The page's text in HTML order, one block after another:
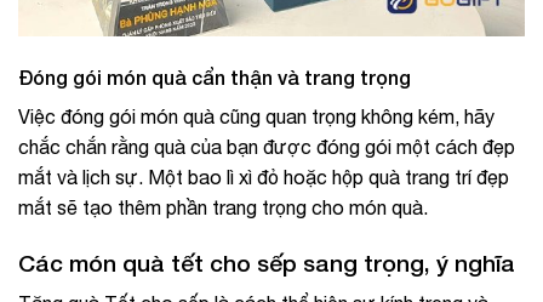
Đóng gói món quà cẩn thận và trang trọng
Việc đóng gói món quà cũng quan trọng không kém, hãy
chắc chắn rằng quà của bạn được đóng gói một cách đẹp
mắt và lịch sự. Một bao lì xì đỏ hoặc hộp quà trang trí đẹp
mắt sẽ tạo thêm phần trang trọng cho món quà.
Các món quà tết cho sếp sang trọng, ý nghĩa